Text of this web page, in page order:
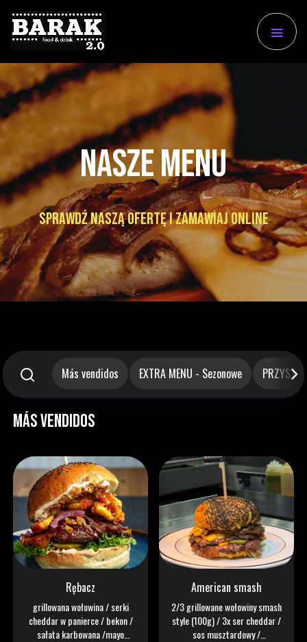
Nasze menu
Sprawdź naszą ofertę i zamawiaj online
Más vendidos EXTRA MENU - Sezonowe
Más vendidos
Rębacz
grillowana wołowina / serki
cheddar w panierce / bekon /
sałata karbowana /mayo
American smash
2/3 grillowane wołowiny smash
style (100g) / 3x ser cheddar /
sos musztardowy /